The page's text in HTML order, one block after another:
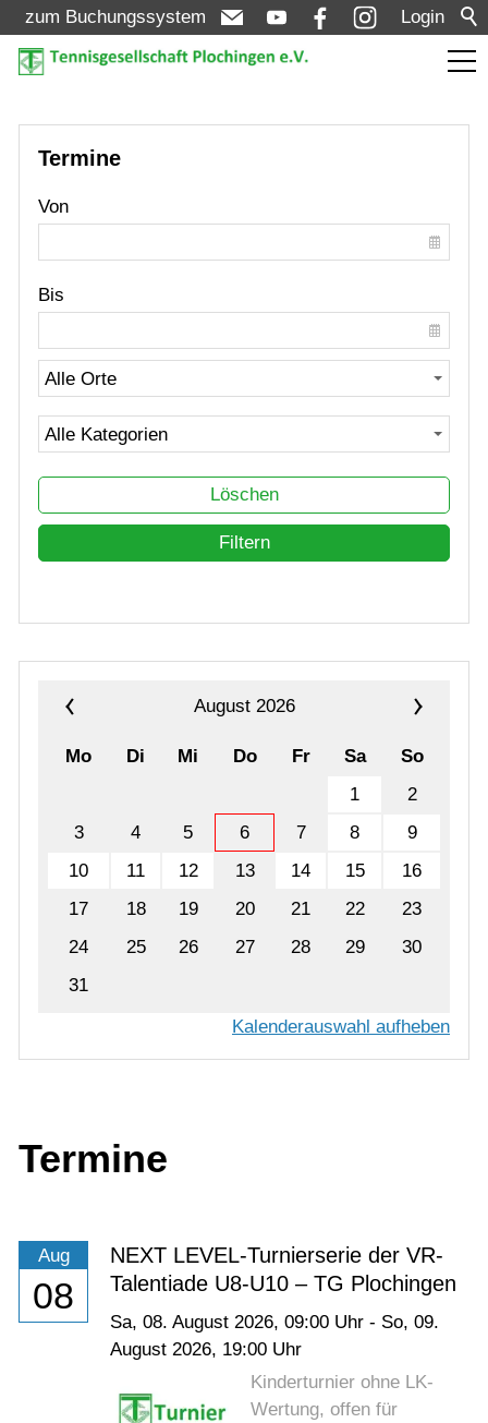
Login
zum Buchungssystem
Aktuelles
Termine
Turniere
Verein
Mannschaften
Jugend
Termine
Von
Bis
Löschen
Filtern
August 2026
Mo Di Mi Do Fr Sa
So
1
2
3
4 5 6 7 8
9
10
11 12 13 14 15
16
17
18 19 20 21 22
23
24
25 26 27 28 29
30
31
Kalenderauswahl aufheben
Termine
Aug
08
NEXT LEVEL-Turnierserie der VR-
Talentiade U8-U10 – TG Plochingen
Sa, 08. August 2026, 09:00 Uhr - So, 09.
August 2026, 19:00 Uhr
Kinderturnier ohne LK-
Wertung, offen für